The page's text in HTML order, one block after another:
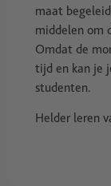
maat
middelen om
Omdat de
tijd en kan je
studenten.
Helder leren